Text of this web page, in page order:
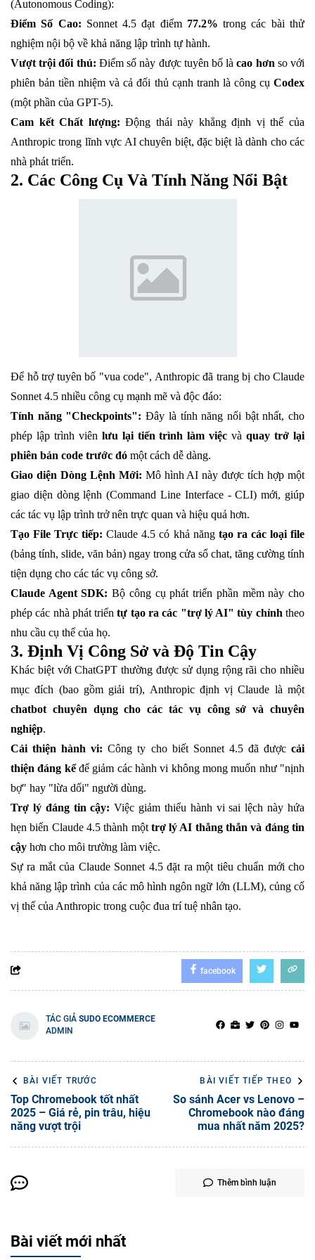
(Autonomous Coding):
Điểm Số Cao: Sonnet 4.5 đạt điểm 77.2% trong các bài thử
nghiệm nội bộ về khả năng lập trình tự hành.
Vượt trội đối thủ: Điểm số này được tuyên bố làcao hơn so với
phiên bản tiền nhiệm và cả đối thủ cạnh tranh là công cụ Codex
(một phần của GPT-5).
Cam kết Chất lượng: Động thái này khẳng định vị thế của
Anthropic trong lĩnh vực AI chuyên biệt, đặc biệt là dành cho các
nhà phát triển.
2. Các Công Cụ Và Tính Năng Nổi Bật
Để hỗ trợ tuyên bố "vua code", Anthropic đã trang bị cho Claude
Sonnet 4.5 nhiều công cụ mạnh mẽ và độc đáo:
Tính năng "Checkpoints": Đây là tính năng nổi bật nhất, cho
phép lập trình viên lưu lại tiến trình làm việc vàquay trở lại
phiên bản code trước đó một cách dễ dàng.
Giao diện Dòng Lệnh Mới: Mô hình AI này được tích hợp một
giao diện dòng lệnh (Command Line Interface - CLI) mới, giúp
các tác vụ lập trình trở nên trực quan và hiệu quả hơn.
Tạo File Trực tiếp: Claude 4.5 có khả năng tạo ra các loại file
(bảng tính, slide, văn bản) ngay trong cửa sổ chat, tăng cường tính
tiện dụng cho các tác vụ công sở.
Claude Agent SDK: Bộ công cụ phát triển phần mềm này cho
phép các nhà phát triểntự tạo ra các "trợ lý AI" tùy chỉnh theo
nhu cầu cụ thể của họ.
3. Định Vị Công Sở và Độ Tin Cậy
Khác biệt với ChatGPT thường được sử dụng rộng rãi cho nhiều
mục đích (bao gồm giải trí), Anthropic định vị Claude là một
chatbot chuyên dụng cho các tác vụ công sở và chuyên
nghiệp.
Cải thiện hành vi: Công ty cho biết Sonnet 4.5 đã được cải
thiện đáng kểđể giảm các hành vi không mong muốn như "nịnh
bợ" hay "lừa dối" người dùng.
Trợ lý đáng tin cậy: Việc giảm thiểu hành vi sai lệch này hứa
hẹn biến Claude 4.5 thành một trợ lý AI thẳng thắn và đáng tin
cậy hơn cho môi trường làm việc.
Sự ra mắt của Claude Sonnet 4.5 đặt ra một tiêu chuẩn mới cho
khả năng lập trình của các mô hình ngôn ngữ lớn (LLM), củng cố
vị thế của Anthropic trong cuộc đua trí tuệ nhân tạo.
facebook
TÁC GIẢ SUDO ECOMMERCE
ADMIN
BÀI VIẾT TRƯỚC
Top Chromebook tốt nhất
2025 – Giá rẻ, pin trâu, hiệu
năng vượt trội
BÀI VIẾT TIẾP THEO
So sánh Acer vs Lenovo –
Chromebook nào đáng
mua nhất năm 2025?
Thêm bình luận
Bài viết mới nhất